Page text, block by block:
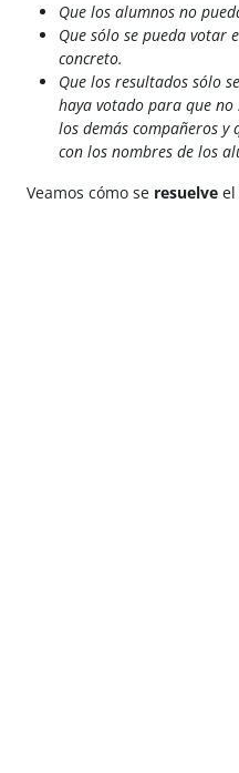
Que los alumnos no
Que sólo se pueda votar
concreto.
Que los resultados sólo
haya votado para que
los demás compañeros y
con los nombres de los
Veamos cómo se resuelve el